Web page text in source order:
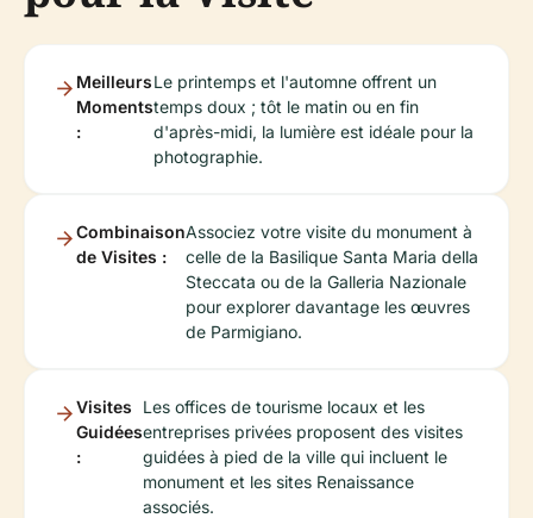
Meilleurs
Moments
:
Le printemps et l'automne offrent un
temps doux ; tôt le matin ou en fin
d'après-midi, la lumière est idéale pour la
photographie.
Combinaison
de Visites :
Associez votre visite du monument à
celle de la Basilique Santa Maria della
Steccata ou de la Galleria Nazionale
pour explorer davantage les œuvres
de Parmigiano.
Visites
Guidées
:
Les offices de tourisme locaux et les
entreprises privées proposent des visites
guidées à pied de la ville qui incluent le
monument et les sites Renaissance
associés.